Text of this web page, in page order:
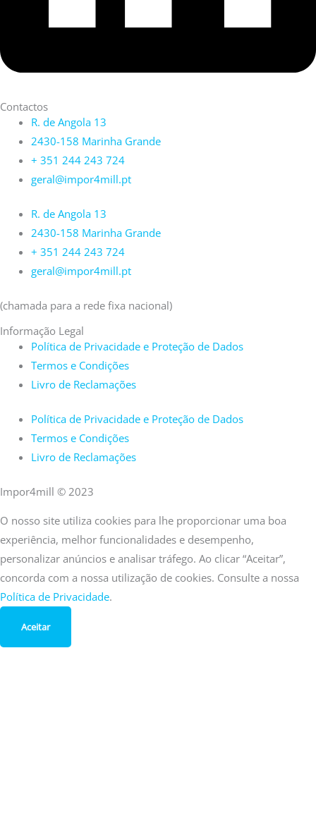
Contactos
R. de Angola 13
2430-158 Marinha Grande
+ 351 244 243 724
geral@impor4mill.pt
R. de Angola 13
2430-158 Marinha Grande
+ 351 244 243 724
geral@impor4mill.pt
(chamada para a rede fixa nacional)
Informação Legal
Política de Privacidade e Proteção de Dados
Termos e Condições
Livro de Reclamações
Política de Privacidade e Proteção de Dados
Termos e Condições
Livro de Reclamações
Impor4mill © 2023
O nosso site utiliza cookies para lhe proporcionar uma boa
experiência, melhor funcionalidades e desempenho,
personalizar anúncios e analisar tráfego. Ao clicar “Aceitar”,
concorda com a nossa utilização de cookies. Consulte a nossa
Política de Privacidade.
Aceitar